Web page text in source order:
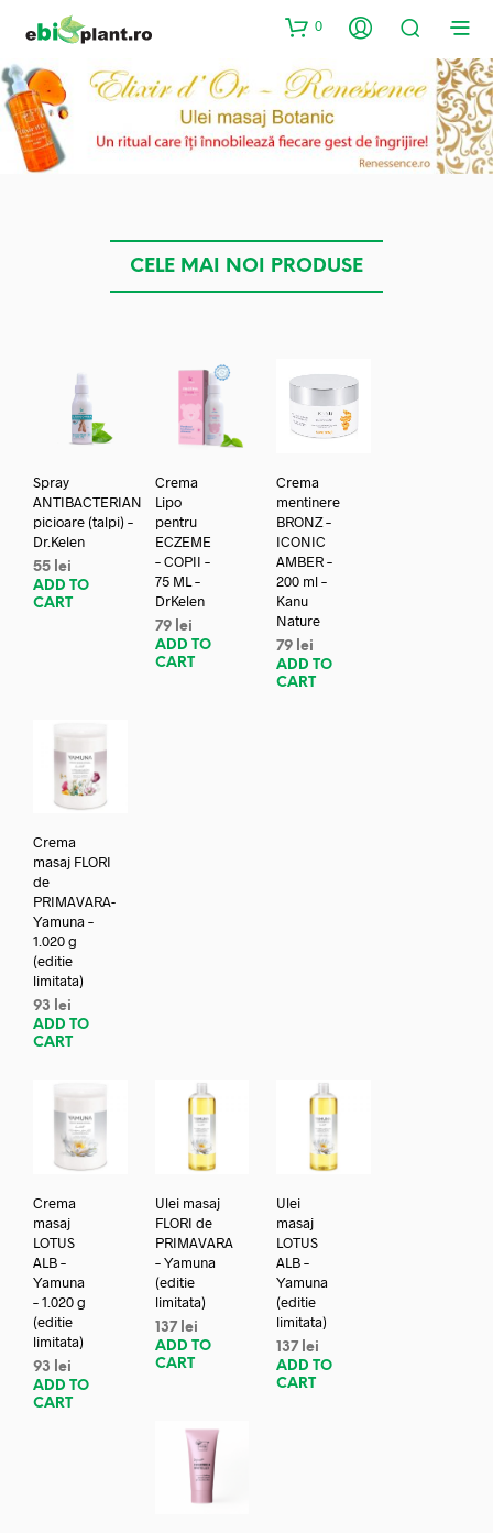
0
CELE MAI NOI PRODUSE
Spray
ANTIBACTERIAN
picioare (talpi) –
Dr.Kelen
55 lei
ADD TO
CART
Crema
Lipo
pentru
ECZEME
– COPII –
75 ML –
DrKelen
79 lei
ADD TO
CART
Crema
mentinere
BRONZ –
ICONIC
AMBER –
200 ml –
Kanu
Nature
79 lei
ADD TO
CART
Crema
masaj FLORI
de
PRIMAVARA-
Yamuna –
1.020 g
(editie
limitata)
93
lei
ADD TO
CART
Crema
masaj
LOTUS
ALB –
Yamuna
– 1.020 g
(editie
limitata)
93
lei
ADD TO
CART
Ulei masaj
FLORI de
PRIMAVARA
– Yamuna
(editie
limitata)
137 lei
ADD TO
CART
Ulei
masaj
LOTUS
ALB –
Yamuna
(editie
limitata)
137 lei
ADD TO
CART